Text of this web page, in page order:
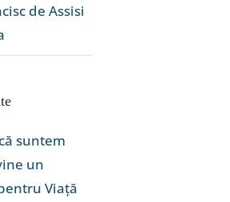
de Assisi
suntem
un
Viață